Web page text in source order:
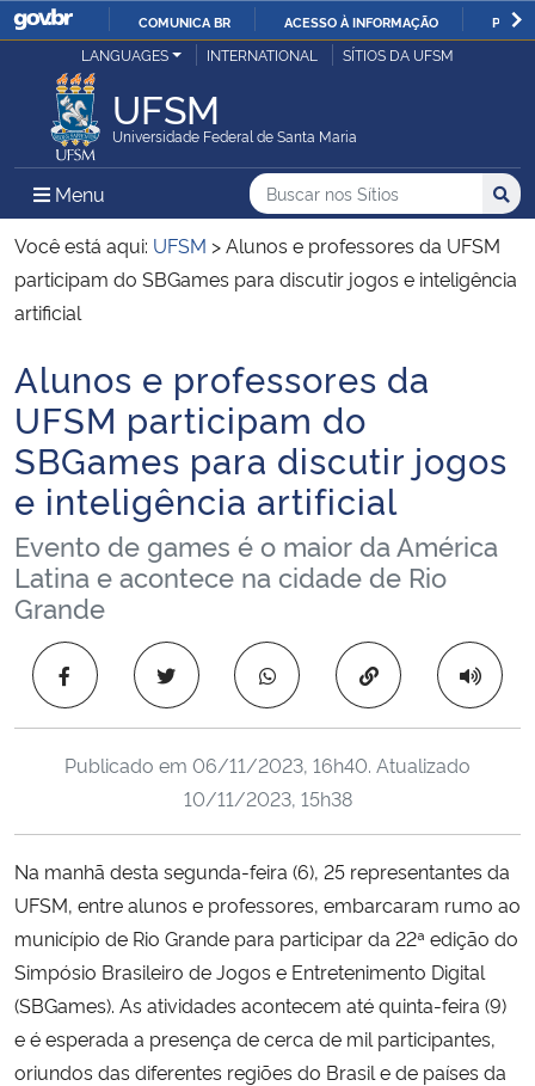
IR
COMUNICA BR ACESSO À INFORMAÇÃO
Ministério da Justiça e Segurança Pública
Ministério da Defesa
Ministério das Relações Exteriores
Ministério da Economia
Ministério da Infraestrutura
Ministério da Agricultura, Pecuária e Abastecimento
Ministério da Educação
Ministério da Cidadania
Ministério da Saúde
Ministério de Minas e Energia
Ministério do Meio Ambiente
Ministério do Turismo
Ministério do Desenvolvimento Regional
Controladoria-Geral da União
Ministério da Mulher, da Família e dos Direitos Humanos
LANGUAGES INTERNATIONAL SÍTIOS DA UFSM
UFSM
Universidade Federal de Santa Maria
Menu Menu Principal do Sítio
Busca
Buscar no nos Sítios
Busca:
Você está aqui: UFSM >Alunos e professores da UFSM
participam do SBGames para discutir jogos e inteligência
artificial
Início do conteúdo
Alunos e professores da
UFSM participam do
SBGames para discutir jogos
e inteligência artificial
Evento de games é o maior da América
Latina e acontece na cidade de Rio
Grande
Copiar para área
Publicado em 06/11/2023, 16h40. Atualizado
10/11/2023, 15h38
Na manhã desta segunda-feira (6), 25 representantes da
UFSM, entre alunos e professores, embarcaram rumo ao
município de Rio Grande para participar da 22ª edição do
Simpósio Brasileiro de Jogos e Entretenimento Digital
(SBGames). As atividades acontecem até quinta-feira (9)
e é esperada a presença de cerca de mil participantes,
oriundos das diferentes regiões do Brasil e de países da